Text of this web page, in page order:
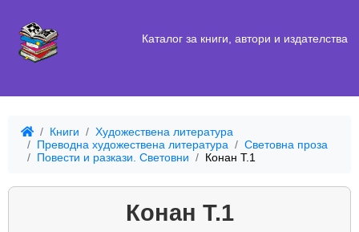
Каталог за книги, автори и издателства
Книги
Художествена литература
Преводна художествена литература
Световна проза
Повести и разкази. Световни
Конан Т.1
Конан Т.1